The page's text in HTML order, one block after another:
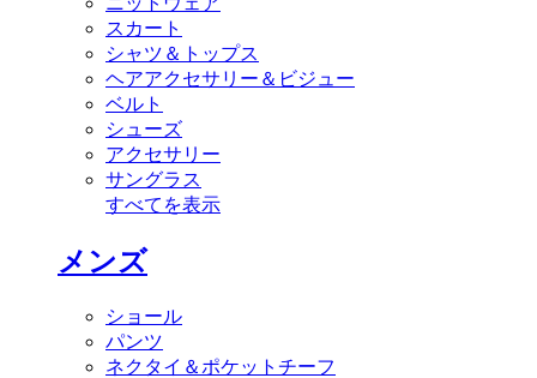
スカート
シャツ＆トップス
ヘアアクセサリー＆ビジュー
ベルト
シューズ
アクセサリー
サングラス
すべてを表示
メンズ
ショール
パンツ
ネクタイ＆ポケットチーフ